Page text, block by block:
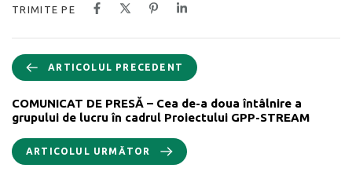
TRIMITE PE
ARTICOLUL PRECEDENT
COMUNICAT DE PRESĂ – Cea de-a doua întâlnire a
grupului de lucru în cadrul Proiectului GPP-STREAM
ARTICOLUL URMĂTOR